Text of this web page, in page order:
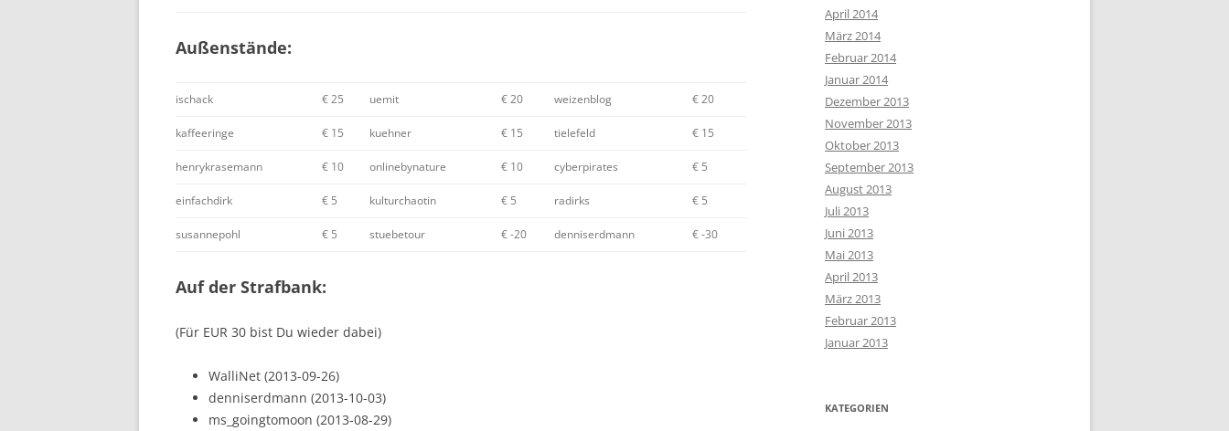
Außenstände:
ischack € 25 uemit € 20 weizenblog € 20
kaffeeringe € 15 kuehner € 15 tielefeld € 15
henrykrasemann € 10 onlinebynature € 10 cyberpirates € 5
einfachdirk € 5 kulturchaotin € 5 radirks € 5
susannepohl € 5 stuebetour € -20 denniserdmann € -30
Auf der Strafbank:
(Für EUR 30 bist Du wieder dabei)
WalliNet (2013-09-26)
denniserdmann (2013-10-03)
ms_goingtomoon (2013-08-29)
April 2014
März 2014
Februar 2014
Januar 2014
Dezember 2013
November 2013
Oktober 2013
September 2013
August 2013
Juli 2013
Juni 2013
Mai 2013
April 2013
März 2013
Februar 2013
Januar 2013
KATEGORIEN